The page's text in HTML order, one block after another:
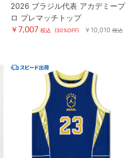
2026 ブラジル代表 アカデミープ
ロ プレマッチトップ
￥7,007 税込 (30%OFF) ￥10,010 税込